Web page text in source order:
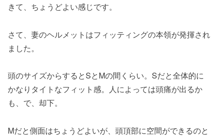
きて、ちょうどよい感じです。
さて、妻のヘルメットはフィッティングの本領が発揮され
ました。
頭のサイズからするとSとMの間くらい。Sだと全体的に
かなりタイトなフィット感。人によっては頭痛が出るか
も、で、却下。
Mだと側面はちょうどよいが、頭頂部に空間ができるのと